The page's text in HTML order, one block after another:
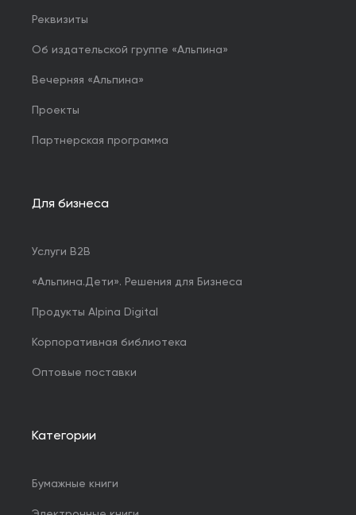
Реквизиты
Об издательской группе «Альпина»
Вечерняя «Альпина»
Проекты
Партнерская программа
Для бизнеса
Услуги B2B
«Альпина.Дети». Решения для Бизнеса
Продукты Alpina Digital
Корпоративная библиотека
Оптовые поставки
Категории
Бумажные книги